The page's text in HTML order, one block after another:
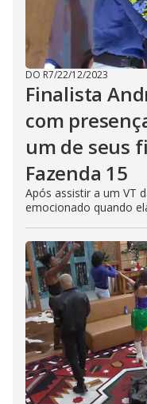
DO R7/22/12/2023
Finalista
com
um de seus
Fazenda 15
Após assistir a um VT
emocionado quando